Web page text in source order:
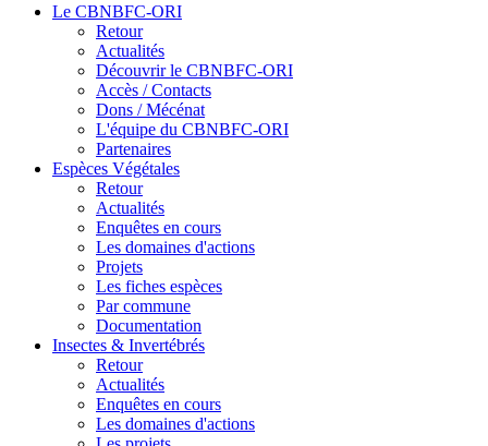
Le CBNBFC-ORI
Retour
Actualités
Découvrir le CBNBFC-ORI
Accès / Contacts
Dons / Mécénat
L'équipe du CBNBFC-ORI
Partenaires
Espèces Végétales
Retour
Actualités
Enquêtes en cours
Les domaines d'actions
Projets
Les fiches espèces
Par commune
Documentation
Insectes & Invertébrés
Retour
Actualités
Enquêtes en cours
Les domaines d'actions